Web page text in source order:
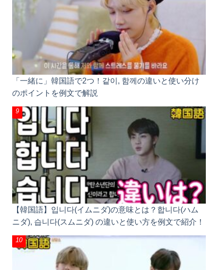
「一緒に」韓国語で2つ！같이, 함께の違いと使い分け
のポイントを例文で解説
【韓国語】입니다(イムニダ)の意味とは？합니다(ハム
ニダ), 습니다(スムニダ) の違いと使い方を例文で紹介！